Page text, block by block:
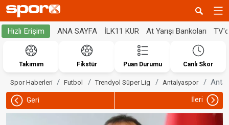
Hızlı Erişim ANA SAYFA İLK11 KUR At Yarışı Bankoları
Takımım Fikstür Puan Durumu Canlı Skor
Spor Haberleri Futbol Trendyol Süper Lig Antalyaspor
Geri İleri